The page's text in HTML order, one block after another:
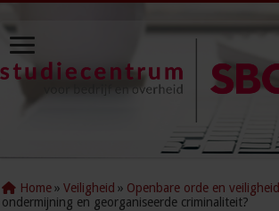
Home » Veiligheid » Openbare orde en veiligheid
ondermijning en georganiseerde criminaliteit?